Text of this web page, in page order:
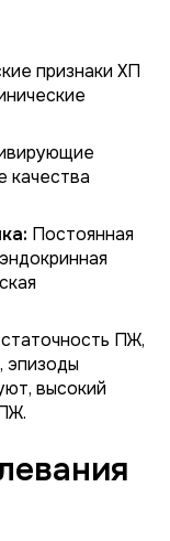
признаки ХП
качества
Постоянная
ПЖ,
эпизоды
высокий